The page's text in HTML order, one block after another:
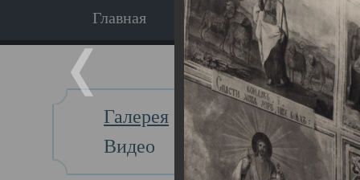
Главная Экскурсия
Галерея
Видео
Главная